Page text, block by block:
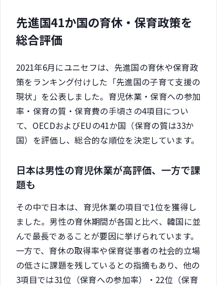
先進国41か国の育休・保育政策を
総合評価
2021年6月にユニセフは、先進国の育休や保育政
策をランキング付けした「先進国の子育て支援の
現状」を公表しました。育児休業・保育への参加
率・保育の質・保育費の手頃さの4項目につい
て、OECDおよびEUの41か国（保育の質は33か
国）を評価し、総合的な順位を決定しています。
日本は男性の育児休業が高評価、一方で課
題も
その中で日本は、育児休業の項目で1位を獲得し
ました。男性の育休期間が各国と比べ、韓国に並
んで最長であることが要因に挙げられています。
一方で、育休の取得率や保育従事者の社会的立場
の低さに課題を残しているとの指摘もあり、他の
3項目では31位（保育への参加率）・22位（保育